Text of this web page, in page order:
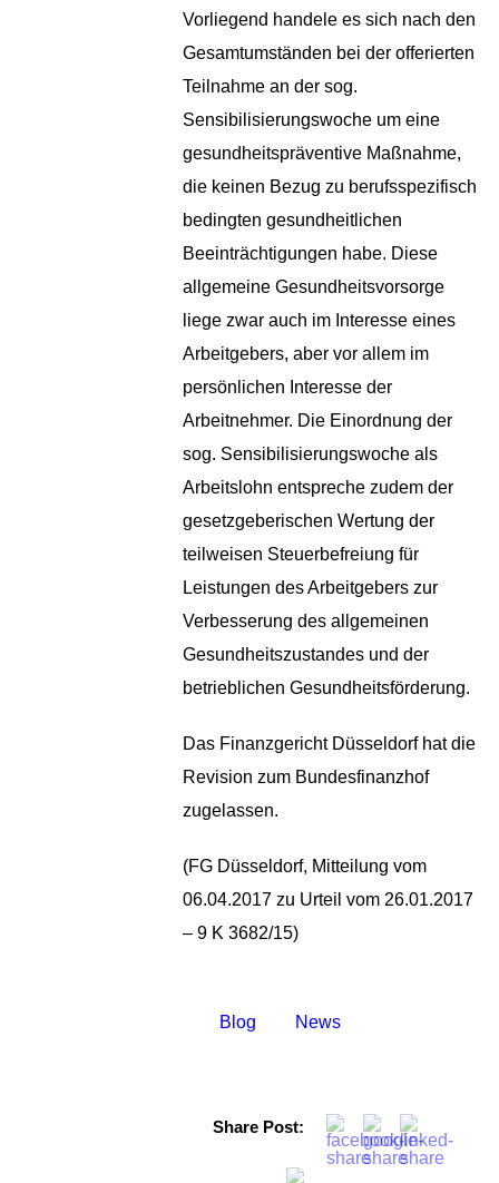
Vorliegend handele es sich nach den
Gesamtumständen bei der offerierten
Teilnahme an der sog.
Sensibilisierungswoche um eine
gesundheitspräventive Maßnahme,
die keinen Bezug zu berufsspezifisch
bedingten gesundheitlichen
Beeinträchtigungen habe. Diese
allgemeine Gesundheitsvorsorge
liege zwar auch im Interesse eines
Arbeitgebers, aber vor allem im
persönlichen Interesse der
Arbeitnehmer. Die Einordnung der
sog. Sensibilisierungswoche als
Arbeitslohn entspreche zudem der
gesetzgeberischen Wertung der
teilweisen Steuerbefreiung für
Leistungen des Arbeitgebers zur
Verbesserung des allgemeinen
Gesundheitszustandes und der
betrieblichen Gesundheitsförderung.
Das Finanzgericht Düsseldorf hat die
Revision zum Bundesfinanzhof
zugelassen.
(FG Düsseldorf, Mitteilung vom
06.04.2017 zu Urteil vom 26.01.2017
– 9 K 3682/15)
Blog News
Share Post: